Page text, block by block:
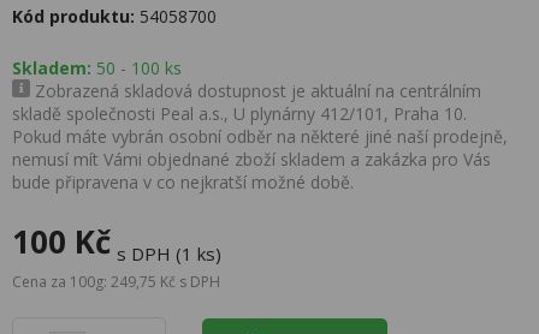
Kód produktu: 54058700
Skladem: 50 - 100 ks
Zobrazená skladová dostupnost je aktuální na centrálním
skladě společnosti Peal a.s., U plynárny 412/101, Praha 10.
Pokud máte vybrán osobní odběr na některé jiné naší prodejně,
nemusí mít Vámi objednané zboží skladem a zakázka pro Vás
bude připravena v co nejkratší možné době.
100 Kč s DPH (1 ks)
Cena za 100g: 249,75 Kč s DPH